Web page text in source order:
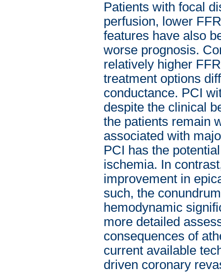
Patients with focal
perfusion, lower
features have also
worse prognosis.
relatively higher
treatment options
conductance. PCI
despite the clinical
the patients remain
associated with
PCI has the
ischemia. In
improvement in
such, the
hemodynamic
more detailed
consequences of
current available
driven coronary